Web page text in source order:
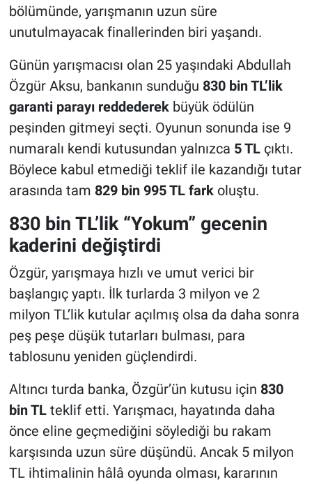
bölümünde, yarışmanın uzun süre
unutulmayacak finallerinden biri yaşandı.
Günün yarışmacısı olan 25 yaşındaki Abdullah
Özgür Aksu, bankanın sunduğu 830 bin TL’lik
garanti parayı reddederekbüyük ödülün
peşinden gitmeyi seçti. Oyunun sonunda ise 9
numaralı kendi kutusundan yalnızca 5 TLçıktı.
Böylece kabul etmediği teklif ile kazandığı tutar
arasında tam 829 bin 995 TL farkoluştu.
830 bin TL’lik “Yokum” gecenin
kaderini değiştirdi
Özgür, yarışmaya hızlı ve umut verici bir
başlangıç yaptı. İlk turlarda 3 milyon ve 2
milyon TL’lik kutular açılmış olsa da daha sonra
peş peşe düşük tutarları bulması, para
tablosunu yeniden güçlendirdi.
Altıncı turda banka, Özgür’ün kutusu için 830
bin TLteklif etti. Yarışmacı, hayatında daha
önce eline geçmediğini söylediği bu rakam
karşısında uzun süre düşündü. Ancak 5 milyon
TL ihtimalinin hâlâ oyunda olması, kararının